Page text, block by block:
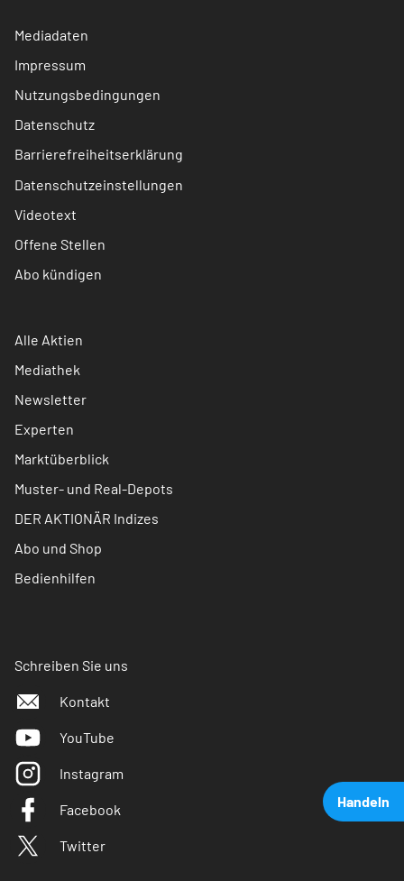
Handeln
Mediadaten
Impressum
Nutzungsbedingungen
Datenschutz
Barrierefreiheitserklärung
Datenschutzeinstellungen
Videotext
Offene Stellen
Abo kündigen
Alle Aktien
Mediathek
Newsletter
Experten
Marktüberblick
Muster- und Real-Depots
DER AKTIONÄR Indizes
Abo und Shop
Bedienhilfen
Schreiben Sie uns
Kontakt
YouTube
Instagram
Facebook
Twitter